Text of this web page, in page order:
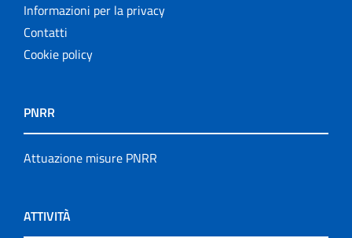
Informazioni per la privacy
Contatti
Cookie policy
PNRR
Attuazione misure PNRR
ATTIVITÀ